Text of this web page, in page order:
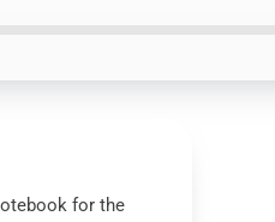
for the